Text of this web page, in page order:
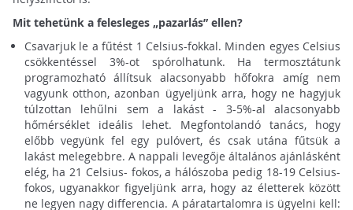
Mit tehetünk a felesleges „pazarlás” ellen?
Csavarjuk le a fűtést 1 Celsius-fokkal. Minden egyes Celsius
csökkentéssel 3%-ot spórolhatunk. Ha termosztátunk
programozható állítsuk alacsonyabb hőfokra amíg nem
vagyunk otthon, azonban ügyeljünk arra, hogy ne hagyjuk
túlzottan lehűlni sem a lakást - 3-5%-al alacsonyabb
hőmérséklet ideális lehet. Megfontolandó tanács, hogy
előbb vegyünk fel egy pulóvert, és csak utána fűtsük a
lakást melegebbre. A nappali levegője általános ajánlásként
elég, ha 21 Celsius- fokos, a hálószoba pedig 18-19 Celsius-
fokos, ugyanakkor figyeljünk arra, hogy az életterek között
ne legyen nagy differencia. A páratartalomra is ügyelni kell: